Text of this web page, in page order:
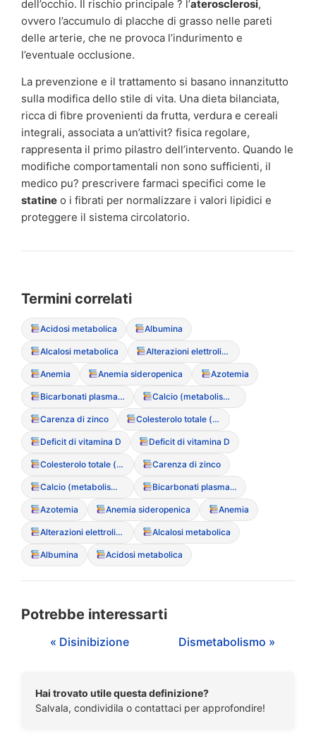
dell’occhio. Il rischio principale ? l’aterosclerosi,
ovvero l’accumulo di placche di grasso nelle pareti
delle arterie, che ne provoca l’indurimento e
l’eventuale occlusione.
La prevenzione e il trattamento si basano innanzitutto
sulla modifica dello stile di vita. Una dieta bilanciata,
ricca di fibre provenienti da frutta, verdura e cereali
integrali, associata a un’attivit? fisica regolare,
rappresenta il primo pilastro dell’intervento. Quando le
modifiche comportamentali non sono sufficienti, il
medico pu? prescrivere farmaci specifici come le
statine o i fibrati per normalizzare i valori lipidici e
proteggere il sistema circolatorio.
Termini correlati
Acidosi metabolica Albumina
Alcalosi metabolica Alterazioni elettrolitiche
Anemia Anemia sideropenica Azotemia
Bicarbonati plasmatici Calcio (metabolismo del)
Carenza di zinco Colesterolo totale (ipercolesterolemia paradossa)
Deficit di vitamina D Deficit di vitamina D
Colesterolo totale (ipercolesterolemia paradossa) Carenza di zinco
Calcio (metabolismo del) Bicarbonati plasmatici
Azotemia Anemia sideropenica Anemia
Alterazioni elettrolitiche Alcalosi metabolica
Albumina Acidosi metabolica
Potrebbe interessarti
« Disinibizione Dismetabolismo »
Hai trovato utile questa definizione?
Salvala, condividila o contattaci per approfondire!